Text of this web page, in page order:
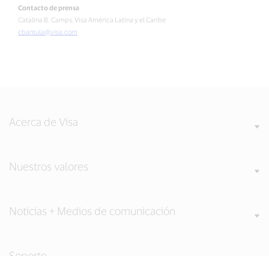
Contacto de prensa
Catalina B. Camps, Visa América Latina y el Caribe
cbantula@visa.com
Acerca de Visa
Nuestros valores
Noticias + Medios de comunicación